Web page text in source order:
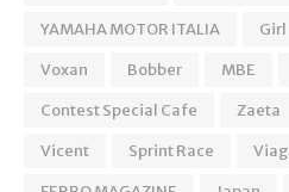
YAMAHA MOTOR ITALIA
Girl
Voxan
Bobber MBE
Contest Special Cafe
Zaeta
Vicent
Sprint Race